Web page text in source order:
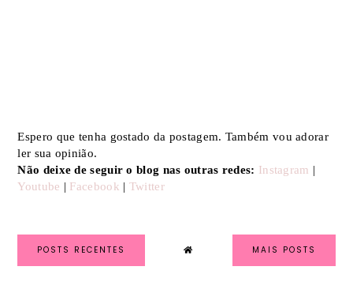
Espero que tenha gostado da postagem. Também vou adorar
ler sua opinião.
Não deixe de seguir o blog nas outras redes: Instagram |
Youtube | Facebook | Twitter
POSTS RECENTES MAIS POSTS